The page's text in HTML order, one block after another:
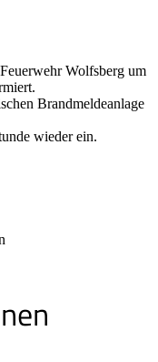
Wolfsberg um
Brandmeldeanlage
wieder ein.